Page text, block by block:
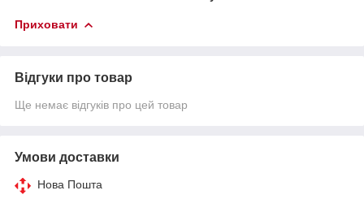
Приховати
Відгуки про товар
Ще немає відгуків про цей товар
Умови доставки
Нова Пошта